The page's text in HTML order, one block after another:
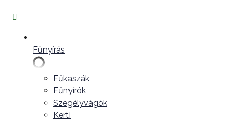
Fűnyírás
Fűkaszák
Fűnyírók
Szegélyvágók
Kerti